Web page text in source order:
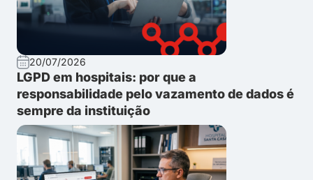
20/07/2026
LGPD em hospitais: por que a
responsabilidade pelo vazamento de dados é
sempre da instituição